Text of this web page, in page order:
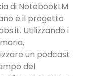
di NotebookLM
è il progetto
Utilizzando i
un podcast
del